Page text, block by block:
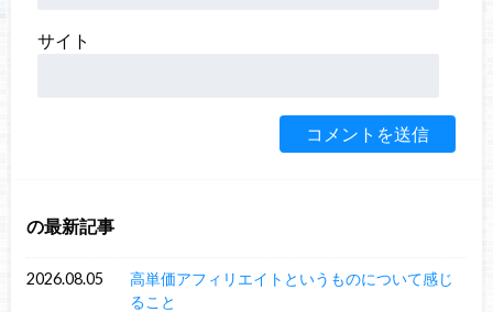
サイト
の最新記事
2026.08.05
高単価アフィリエイトというものについて感じ
ること